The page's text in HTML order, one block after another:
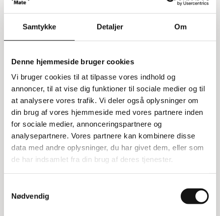
Samtykke Detaljer Om
Denne hjemmeside bruger cookies
Vi bruger cookies til at tilpasse vores indhold og
annoncer, til at vise dig funktioner til sociale medier og til
at analysere vores trafik. Vi deler også oplysninger om
din brug af vores hjemmeside med vores partnere inden
for sociale medier, annonceringspartnere og
analysepartnere. Vores partnere kan kombinere disse
data med andre oplysninger, du har givet dem, eller som
de har indsamlet fra din brug af deres tjenester.
Nødvendig
Nem opsætning
Med den dobbeltklæbende tape kan du hurtigt og nemt
styr på lageret uden besvær.
Specifikationer:
Mål: 420x300h mm
Materiale: Hård gennemsigtigt plast
Fastgørelse: Dobbeltklæbende tape
Klar til påføring af selvklæbende tal/bogstaver
Relaterede varer